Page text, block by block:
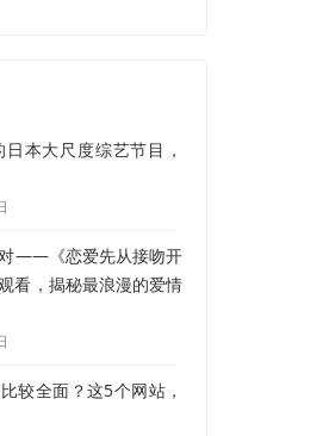
本大尺度综艺节目，
——《恋爱先从接吻开
看，揭秘最浪漫的爱情
较全面？这5个网站，